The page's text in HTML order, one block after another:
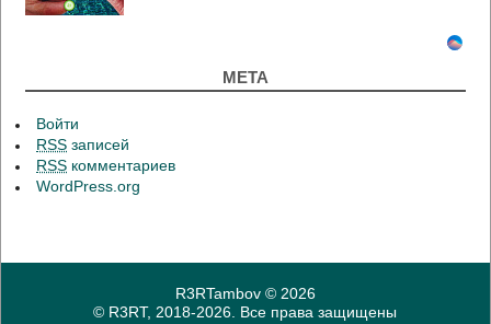
МЕТА
Войти
RSS записей
RSS комментариев
WordPress.org
R3RTambov© 2026
© R3RT, 2018-2026. Все права защищены